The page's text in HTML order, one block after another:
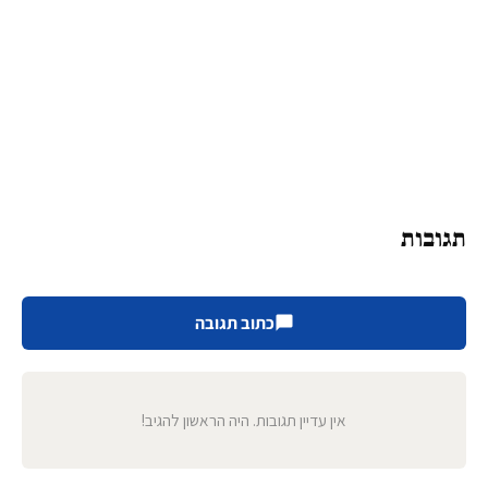
תגובות
כתוב תגובה
אין עדיין תגובות. היה הראשון להגיב!